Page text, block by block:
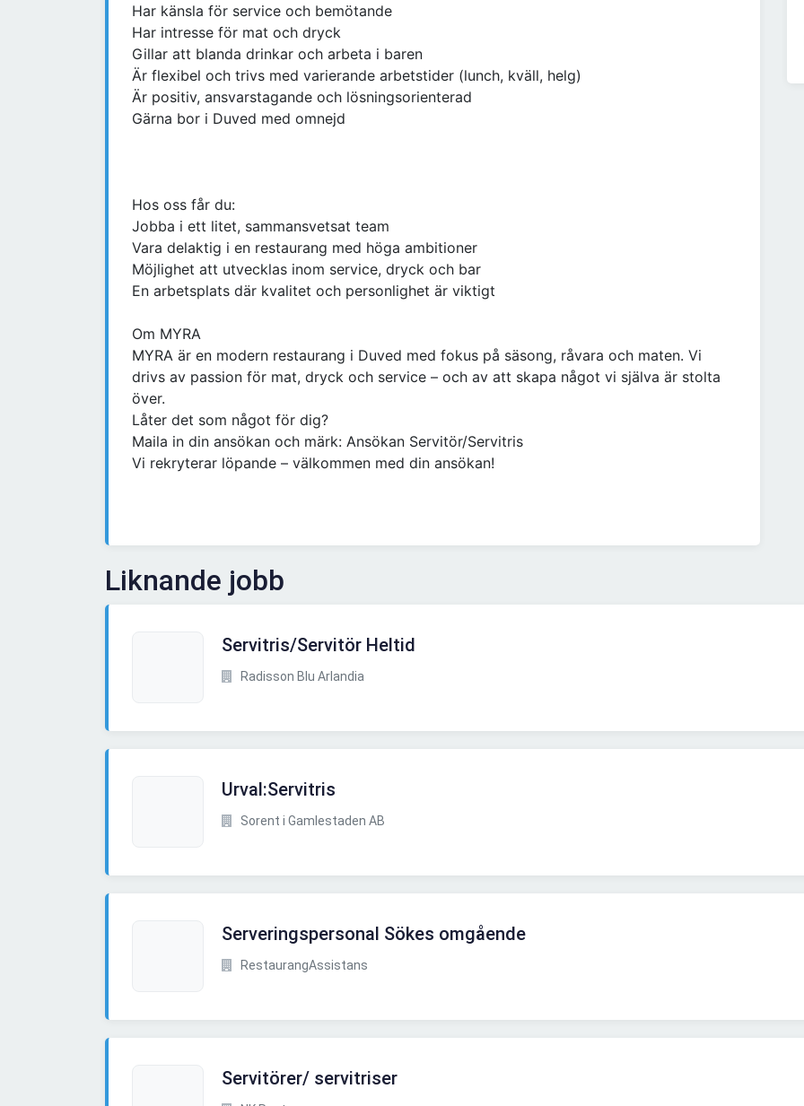
Har känsla för service och bemötande
Har intresse för mat och dryck
Gillar att blanda drinkar och arbeta i baren
Är flexibel och trivs med varierande arbetstider (lunch, kväll, helg)
Är positiv, ansvarstagande och lösningsorienterad
Gärna bor i Duved med omnejd
Hos oss får du:
Jobba i ett litet, sammansvetsat team
Vara delaktig i en restaurang med höga ambitioner
Möjlighet att utvecklas inom service, dryck och bar
En arbetsplats där kvalitet och personlighet är viktigt
Om MYRA
MYRA är en modern restaurang i Duved med fokus på säsong, råvara och maten. Vi
drivs av passion för mat, dryck och service – och av att skapa något vi själva är stolta
över.
Låter det som något för dig?
Maila in din ansökan och märk: Ansökan Servitör/Servitris
Vi rekryterar löpande – välkommen med din ansökan!
Liknande jobb
Servitris/Servitör Heltid
Radisson Blu Arlandia
Urval:Servitris
Sorent i Gamlestaden AB
Serveringspersonal Sökes omgående
RestaurangAssistans
Servitörer/ servitriser